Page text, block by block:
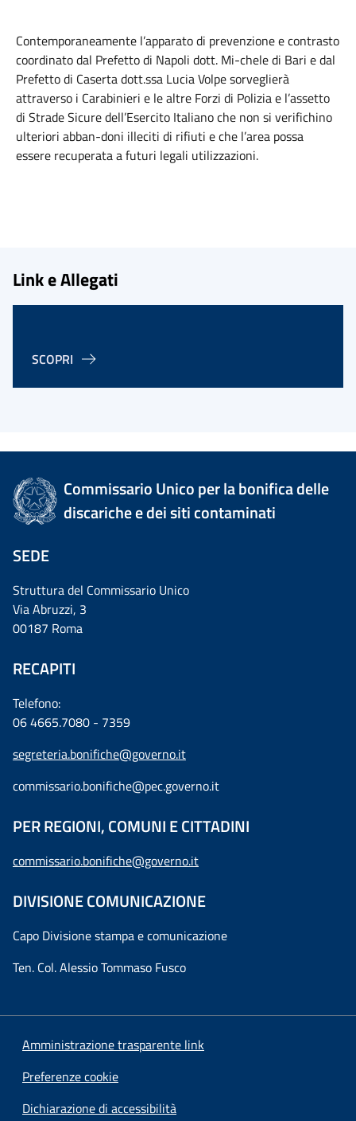
Contemporaneamente l’apparato di prevenzione e contrasto
coordinato dal Prefetto di Napoli dott. Mi-chele di Bari e dal
Prefetto di Caserta dott.ssa Lucia Volpe sorveglierà
attraverso i Carabinieri e le altre Forzi di Polizia e l’assetto
di Strade Sicure dell’Esercito Italiano che non si verifichino
ulteriori abban-doni illeciti di rifiuti e che l’area possa
essere recuperata a futuri legali utilizzazioni.
Link e Allegati
SCOPRI
Commissario Unico per la bonifica delle
discariche e dei siti contaminati
SEDE
Struttura del Commissario Unico
Via Abruzzi, 3
00187 Roma
RECAPITI
Telefono:
06 4665.7080 - 7359
segreteria.bonifiche@governo.it
commissario.bonifiche@pec.governo.it
PER REGIONI, COMUNI E CITTADINI
commissario.bonifiche@governo.it
DIVISIONE COMUNICAZIONE
Capo Divisione stampa e comunicazione
Ten. Col. Alessio Tommaso Fusco
Amministrazione trasparente link
Preferenze cookie
Dichiarazione di accessibilità